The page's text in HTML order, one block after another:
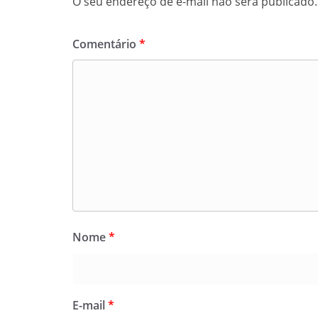
Comentário *
Nome*
E-mail*